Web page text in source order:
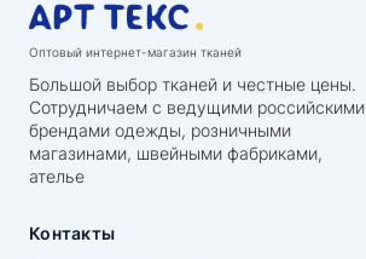
Оптовый интернет-магазин тканей
Большой выбор тканей и честные цены.
Сотрудничаем с ведущими российскими
брендами одежды, розничными
магазинами, швейными фабриками,
ателье
Контакты